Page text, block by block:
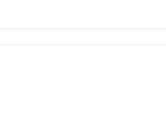
des plateformes et des dApps.